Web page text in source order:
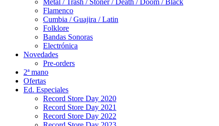
Metal / Trash / Stoner / Death / Doom / Black
Flamenco
Cumbia / Guajira / Latin
Folklore
Bandas Sonoras
Electrónica
Novedades
Pre-orders
2ª mano
Ofertas
Ed. Especiales
Record Store Day 2020
Record Store Day 2021
Record Store Day 2022